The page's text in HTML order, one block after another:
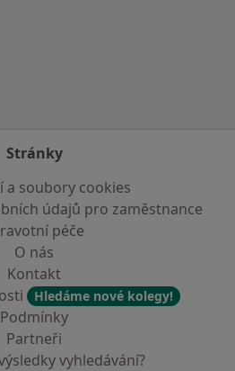
Stránky
a soubory cookies
údajů pro zaměstnance
péče
O nás
Kontakt
Hledáme nové kolegy!
Podmínky
Partneři
vyhledávání?